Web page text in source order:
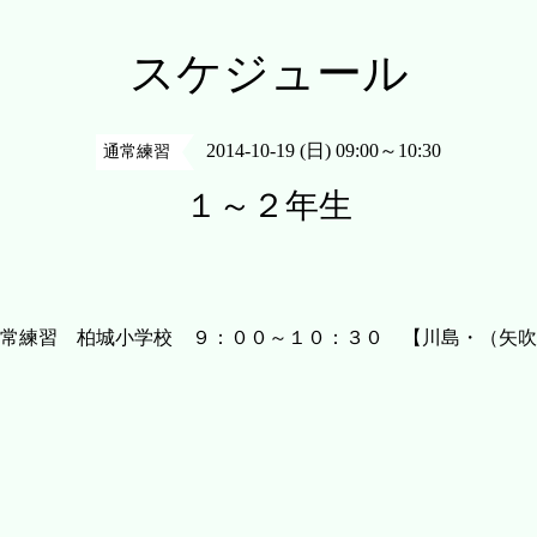
スケジュール
通常練習 2014-10-19 (日) 09:00～10:30
１～２年生
練習 柏城小学校 ９：００～１０：３０ 【川島・（矢